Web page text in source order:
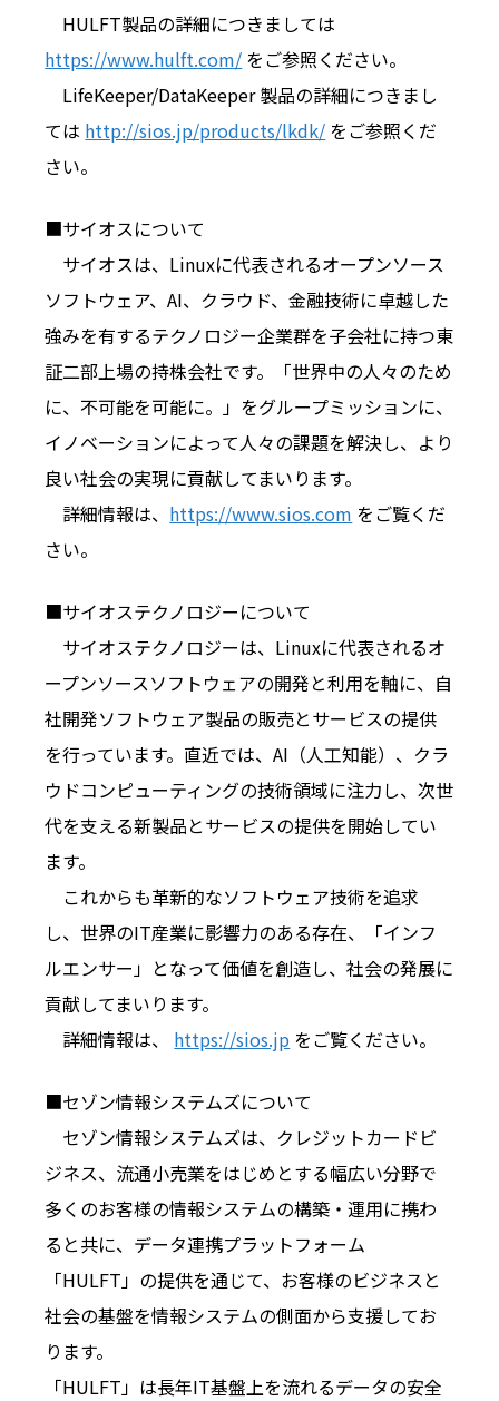
HULFT製品の詳細につきましては
https://www.hulft.com/ をご参照ください。
LifeKeeper/DataKeeper 製品の詳細につきまし
ては http://sios.jp/products/lkdk/ をご参照くだ
さい。
■サイオスについて
サイオスは、Linuxに代表されるオープンソース
ソフトウェア、AI、 クラウド、金融技術に卓越した
強みを有するテクノロジー企業群を子会社に持つ東
証二部上場の持株会社です。「世界中の人々のため
に、不可能を可能に。」をグループミッションに、
イノベーションによって人々の課題を解決し、 より
良い社会の実現に貢献してまいります。
詳細情報は、 https://www.sios.com をご覧くだ
さい。
■サイオステクノロジーについて
サイオステクノロジーは、Linuxに代表されるオ
ープンソースソフトウェアの開発と利用を軸に、自
社開発ソフトウェア製品の販売とサービスの提供
を行っています。直近では、AI（人工知能）、クラ
ウドコンピューティングの技術領域に注力し、次世
代を支える新製品とサービスの提供を開始してい
ます。
これからも革新的なソフトウェア技術を追求
し、世界のIT産業に影響力のある存在、「インフ
ルエンサー」となって価値を創造し、社会の発展に
貢献してまいります。
詳細情報は、 https://sios.jp をご覧ください。
■セゾン情報システムズについて
セゾン情報システムズは、クレジットカードビ
ジネス、流通小売業をはじめとする幅広い分野で
多くのお客様の情報システムの構築・運用に携わ
ると共に、データ連携プラットフォーム
「HULFT」の提供を通じて、お客様のビジネスと
社会の基盤を情報システムの側面から支援してお
ります。
「HULFT」は長年IT基盤上を流れるデータの安全